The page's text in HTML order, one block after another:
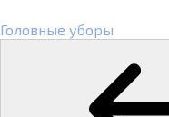
Головные уборы